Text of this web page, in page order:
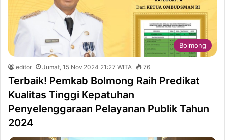
Bolmong
editor Jumat, 15 Nov 2024 21:27 WITA 76
Terbaik! Pemkab Bolmong Raih Predikat
Kualitas Tinggi Kepatuhan
Penyelenggaraan Pelayanan Publik Tahun
2024